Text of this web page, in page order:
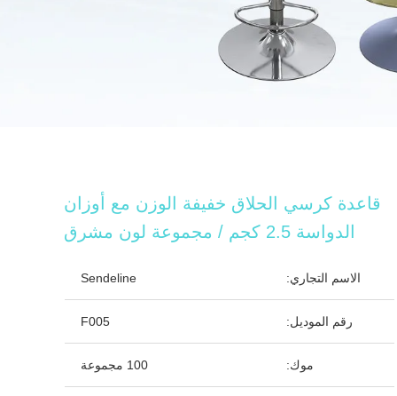
قاعدة كرسي الحلاق خفيفة الوزن مع أوزان
الدواسة 2.5 كجم / مجموعة لون مشرق
الاسم التجاري: Sendeline
رقم الموديل: F005
موك: 100 مجموعة